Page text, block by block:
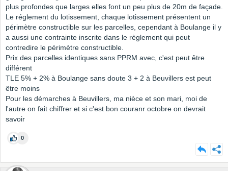
plus profondes que larges elles font un peu plus de 20m de façade.
Le réglement du lotissement, chaque lotissement présentent un
périmètre constructible sur les parcelles, cependant à Boulange il y
a aussi une contrainte inscrite dans le règlement qui peut
contredire le périmètre constructible.
Prix des parcelles identiques sans PPRM avec, c'est peut être
différent
TLE 5% + 2% à Boulange sans doute 3 + 2 à Beuvillers est peut
être moins
Pour les démarches à Beuvillers, ma nièce et son mari, moi de
l'autre on fait chiffrer et si c'est bon couranr octobre on devrait
savoir
0